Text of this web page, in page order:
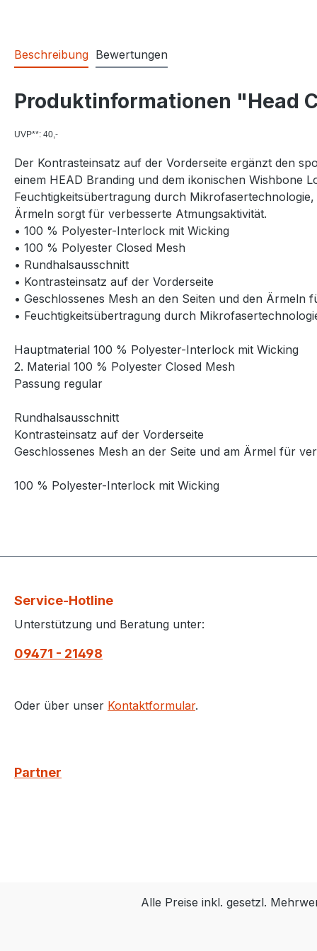
Beschreibung Bewertungen
Produktinformationen "Head
UVP**: 40,-
Der Kontrasteinsatz auf der Vorderseite ergänzt den
einem HEAD Branding und dem ikonischen Wishbone
Feuchtigkeitsübertragung durch
Ärmeln sorgt für verbesserte Atmungsaktivität.
• 100 % Polyester-Interlock mit Wicking
• 100 % Polyester Closed Mesh
• Rundhalsausschnitt
• Kontrasteinsatz auf der Vorderseite
• Geschlossenes Mesh an den Seiten und den Ärmeln
• Feuchtigkeitsübertragung durch
Hauptmaterial 100 % Polyester-Interlock mit Wicking
2. Material 100 % Polyester Closed Mesh
Passung regular
Rundhalsausschnitt
Kontrasteinsatz auf der Vorderseite
Geschlossenes Mesh an der Seite und am Ärmel für
100 % Polyester-Interlock mit Wicking
Service-Hotline
Unterstützung und Beratung unter:
09471 - 21498
Oder über unser Kontaktformular.
Partner
Alle Preise inkl. gesetzl.